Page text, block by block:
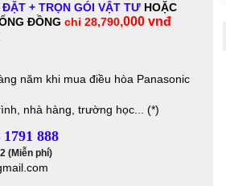
ĐẶT + TRỌN GÓI VẬT TƯ HOẶC
ĐỒNGchỉ 28,790,000 vnđ
năm khi mua điều hòa Panasonic
nhà hàng, trường học... (*)
1791 888
(Miễn phí)